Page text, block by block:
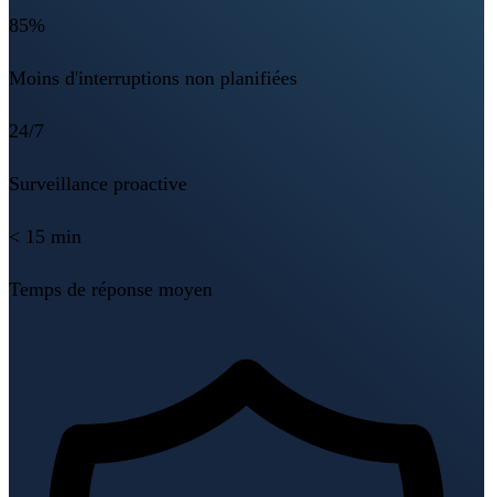
85%
Moins d'interruptions non planifiées
24/7
Surveillance proactive
< 15 min
Temps de réponse moyen